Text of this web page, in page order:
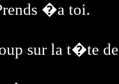
�a toi.
sur la t�te